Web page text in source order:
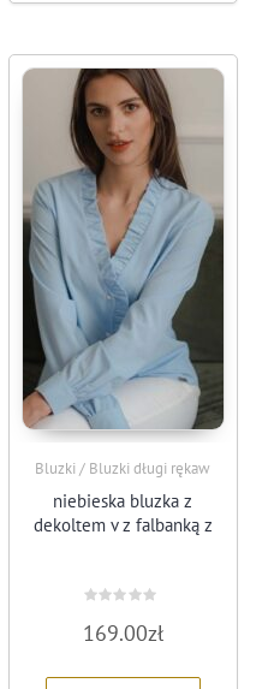
Bluzki / Bluzki długi rękaw
niebieska bluzka z
dekoltem v z falbanką z
0
na
169.00zł